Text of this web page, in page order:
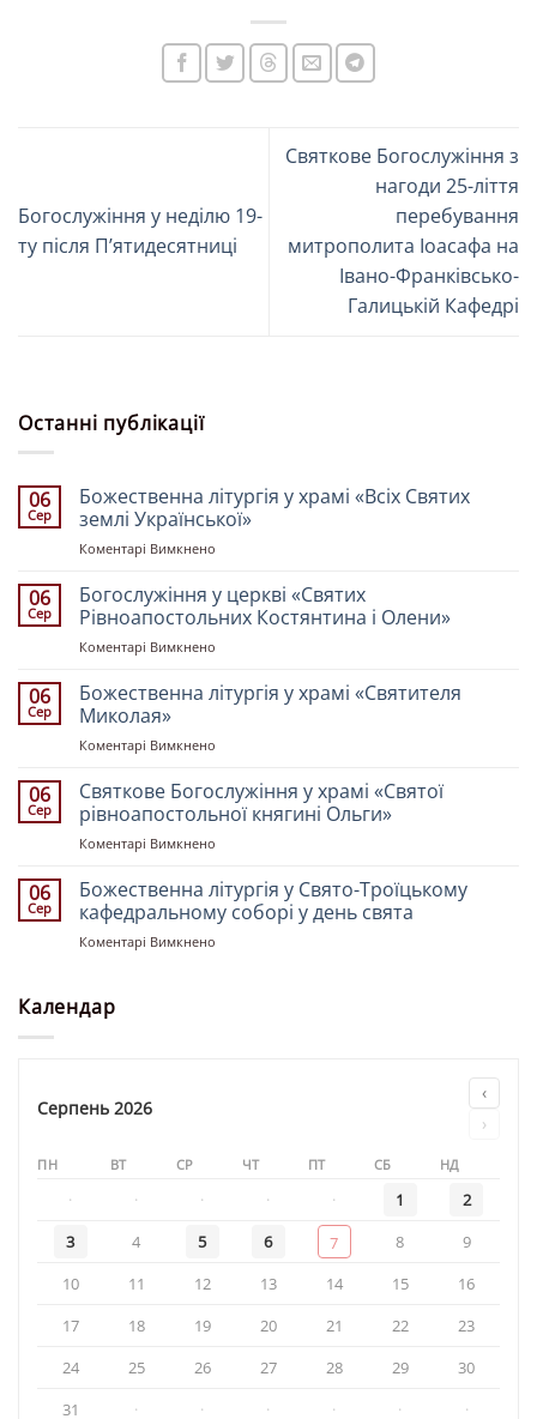
Богослужіння у неділю 19-
ту після П’ятидесятниці
Святкове Богослужіння з
нагоди 25-ліття
перебування
митрополита Іоасафа на
Івано-Франківсько-
Галицькій Кафедрі
Останні публікації
06
Сер
Божественна літургія у храмі «Всіх Святих
землі Української»
Коментарі Вимкнено
літургія
у
храмі
землі
Української»
06
Сер
Богослужіння у церкві «Святих
Рівноапостольних Костянтина і Олени»
Коментарі Вимкнено
у
церкві
і
Олени»
06
Сер
Божественна літургія у храмі «Святителя
Миколая»
Коментарі Вимкнено
літургія
храмі
06
Сер
Святкове Богослужіння у храмі «Святої
рівноапостольної княгині Ольги»
Коментарі Вимкнено
Богослужіння
храмі
06
Сер
Божественна літургія у Свято-Троїцькому
кафедральному соборі у день свята
Коментарі Вимкнено
Календар
Серпень 2026
‹
›
ПН ВТ СР ЧТ ПТ СБ НД
· · · · · 1
2
3
4 5 6 7 8
9
10
11 12 13 14 15
16
17
18 19 20 21 22
23
24
25 26 27 28 29
30
31
· · · · · ·